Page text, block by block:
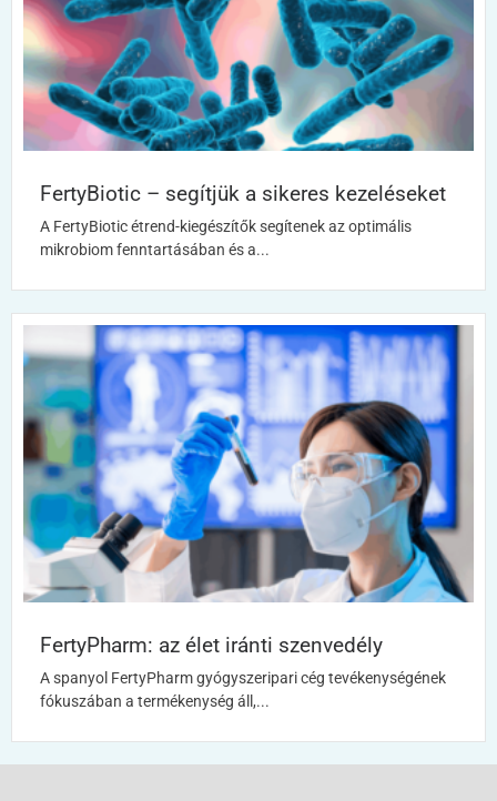
FertyBiotic – segítjük a sikeres kezeléseket
A FertyBiotic étrend-kiegészítők segítenek az optimális
mikrobiom fenntartásában és a...
FertyPharm: az élet iránti szenvedély
A spanyol FertyPharm gyógyszeripari cég tevékenységének
fókuszában a termékenység áll,...